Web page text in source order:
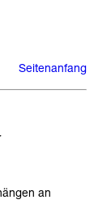
Seitenanfang
an